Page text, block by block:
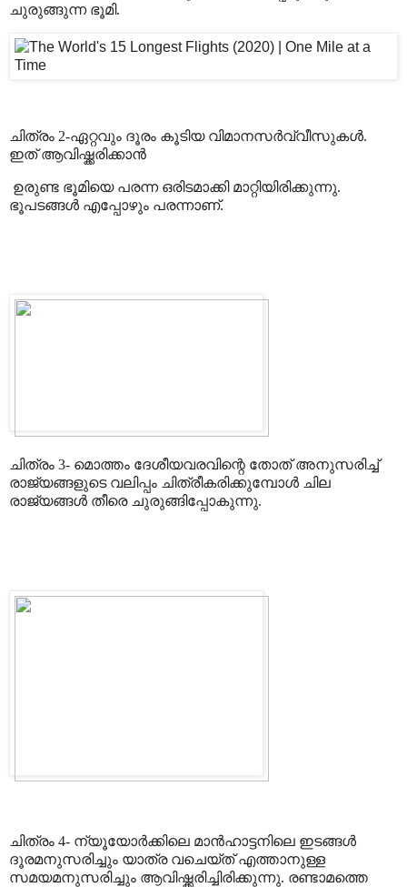
ചുരുങ്ങുന്ന ഭൂമി.
ചിത്രം 2-ഏറ്റവും ദൂരം കൂടിയ വിമാനസർവ്വീസുകൾ.
ഇത് ആവിഷ്ക്കരിക്കാൻ
ഉരുണ്ട ഭൂമിയെ പരന്ന ഒരിടമാക്കി മാറ്റിയിരിക്കുന്നു.
ഭൂപടങ്ങൾ എപ്പോഴും പരന്നാണ്.
ചിത്രം 3- മൊത്തം ദേശീയവരവിന്റെ തോത് അനുസരിച്ച്
രാജ്യങ്ങളുടെ വലിപ്പം ചിത്രീകരിക്കുമ്പോൾ ചില
രാജ്യങ്ങൾ തീരെ ചുരുങ്ങിപ്പോകുന്നു.
ചിത്രം 4- ന്യൂയോർക്കിലെ മാൻഹാട്ടനിലെ ഇടങ്ങൾ
ദൂരമനുസരിച്ചും യാത്ര വചെയ്ത് എത്താനുള്ള
സമയമനുസരിച്ചും ആവിഷ്ക്കരിച്ചിരിക്കുന്നു. രണ്ടാമത്തെ